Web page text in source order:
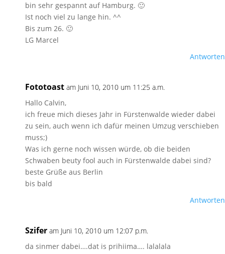
bin sehr gespannt auf Hamburg. 🙂
Ist noch viel zu lange hin. ^^
Bis zum 26. 🙂
LG Marcel
Antworten
Fototoast am Juni 10, 2010 um 11:25 a.m.
Hallo Calvin,
ich freue mich dieses Jahr in Fürstenwalde wieder dabei
zu sein, auch wenn ich dafür meinen Umzug verschieben
muss;)
Was ich gerne noch wissen würde, ob die beiden
Schwaben beuty fool auch in Fürstenwalde dabei sind?
beste Grüße aus Berlin
bis bald
Antworten
Szifer am Juni 10, 2010 um 12:07 p.m.
da sinmer dabei….dat is prihiima…. lalalala